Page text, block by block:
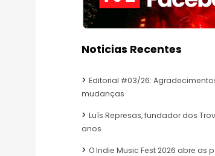
Noticias Recentes
Editorial #03/26:
mudanças
Luís Represas, fundador dos
anos
O Indie Music Fest 2026 abre as